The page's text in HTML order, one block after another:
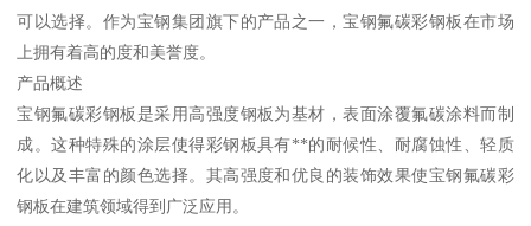
可以选择。作为宝钢集团旗下的产品之一，宝钢氟碳彩钢板在市场
上拥有着高的度和美誉度。
产品概述
宝钢氟碳彩钢板是采用高强度钢板为基材，表面涂覆氟碳涂料而制
成。这种特殊的涂层使得彩钢板具有**的耐候性、耐腐蚀性、轻质
化以及丰富的颜色选择。其高强度和优良的装饰效果使宝钢氟碳彩
钢板在建筑领域得到广泛应用。